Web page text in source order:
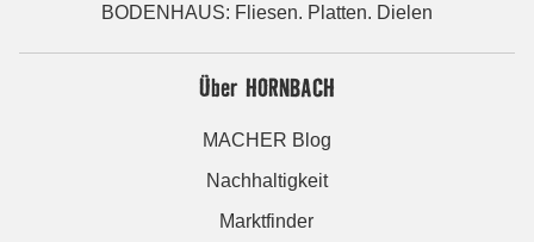
BODENHAUS: Fliesen. Platten. Dielen
Über HORNBACH
MACHER Blog
Nachhaltigkeit
Marktfinder